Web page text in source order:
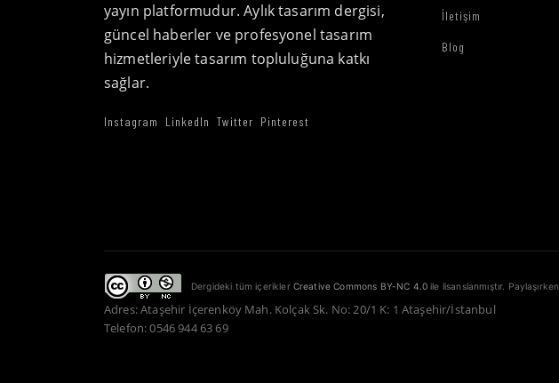
yayın platformudur. Aylık tasarım dergisi,
güncel haberler ve profesyonel tasarım
hizmetleriyle tasarım topluluğuna katkı
sağlar.
Instagram LinkedIn Twitter Pinterest
İletişim
Blog
Dergideki tüm içerikler Creative Commons BY-NC 4.0 ile lisanslanmıştır. Paylaşırken
Adres: Ataşehir İçerenköy Mah. Kolçak Sk. No: 20/1 K: 1 Ataşehir/İstanbul
Telefon: 0546 944 63 69